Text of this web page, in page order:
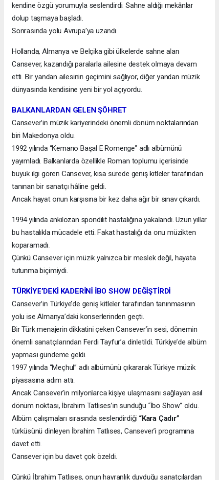
kendine özgü yorumuyla seslendirdi. Sahne aldığı mekânlar
dolup taşmaya başladı.
Sonrasında yolu Avrupa’ya uzandı.
Hollanda, Almanya ve Belçika gibi ülkelerde sahne alan
Cansever, kazandığı paralarla ailesine destek olmaya devam
etti. Bir yandan ailesinin geçimini sağlıyor, diğer yandan müzik
dünyasında kendisine yeni bir yol açıyordu.
BALKANLARDAN GELEN ŞÖHRET
Cansever’in müzik kariyerindeki önemli dönüm noktalarından
biri Makedonya oldu.
1992 yılında “Kemano Başal E Romenge” adlı albümünü
yayımladı. Balkanlarda özellikle Roman toplumu içerisinde
büyük ilgi gören Cansever, kısa sürede geniş kitleler tarafından
tanınan bir sanatçı hâline geldi.
Ancak hayat onun karşısına bir kez daha ağır bir sınav çıkardı.
1994 yılında ankilozan spondilit hastalığına yakalandı. Uzun yıllar
bu hastalıkla mücadele etti. Fakat hastalığı da onu müzikten
koparamadı.
Çünkü Cansever için müzik yalnızca bir meslek değil, hayata
tutunma biçimiydi.
TÜRKİYE’DEKİ KADERİNİ İBO SHOW DEĞİŞTİRDİ
Cansever’in Türkiye’de geniş kitleler tarafından tanınmasının
yolu ise Almanya’daki konserlerinden geçti.
Bir Türk menajerin dikkatini çeken Cansever’in sesi, dönemin
önemli sanatçılarından Ferdi Tayfur’a dinletildi. Türkiye’de albüm
yapması gündeme geldi.
1997 yılında “Meçhul” adlı albümünü çıkararak Türkiye müzik
piyasasına adım attı.
Ancak Cansever’in milyonlarca kişiye ulaşmasını sağlayan asıl
dönüm noktası, İbrahim Tatlıses’in sunduğu “İbo Show” oldu.
Albüm çalışmaları sırasında seslendirdiği “Kara Çadır”
türküsünü dinleyen İbrahim Tatlıses, Cansever’i programına
davet etti.
Cansever için bu davet çok özeldi.
Çünkü İbrahim Tatlıses, onun hayranlık duyduğu sanatçılardan